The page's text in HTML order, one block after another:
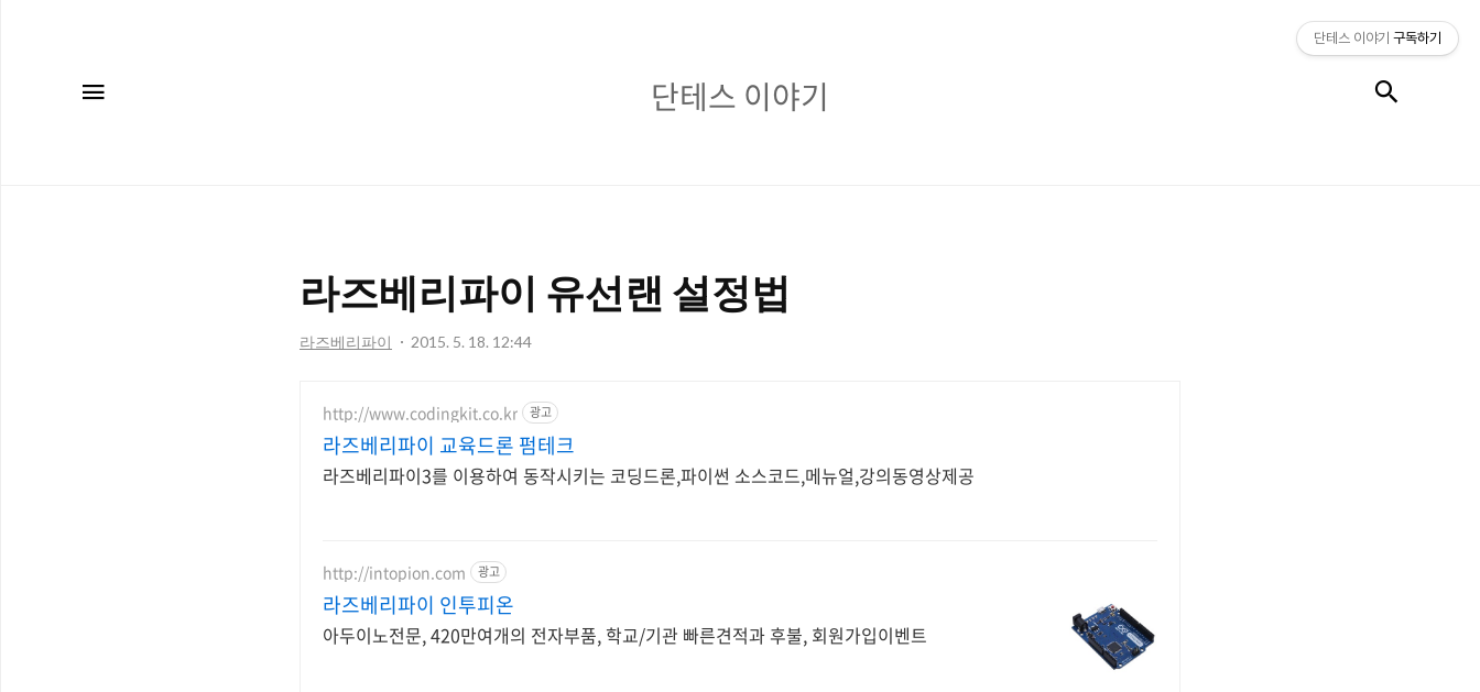
테
기
단테스 이야기
라즈베리파이 유선랜 설정법
라즈베리파이 2015. 5. 18. 12:44
http://www.codingkit.co.kr 광고
라즈베리파이 교육드론 펌테크
라즈베리파이3를 이용하여 동작시키는 코딩드론,파이썬 소스코드,메뉴얼,강의동영상제공
http://intopion.com 광고
라즈베리파이 인투피온
아두이노전문, 420만여개의 전자부품, 학교/기관 빠른견적과 후불, 회원가입이벤트
단테스 이야기 구독하기